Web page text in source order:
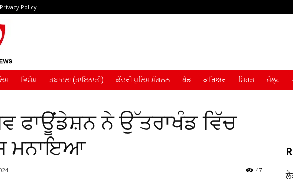
Privacy Policy
ਵਿਸ਼ੇਸ਼ ਤਬਾਦਲਾ (ਤਾਇਨਾਤੀ) ਕੇਂਦਰੀ ਪੁਲਿਸ ਸੰਗਠਨ ਖੇਡ ਕਰਿਅਰ ਸਿਹਤ ਜੇਲ੍ਹ
ਫਾਊਂਡੇਸ਼ਨ ਨੇ ਉੱਤਰਾਖੰਡ ਵਿੱਚ
ਮਨਾਇਆ
47